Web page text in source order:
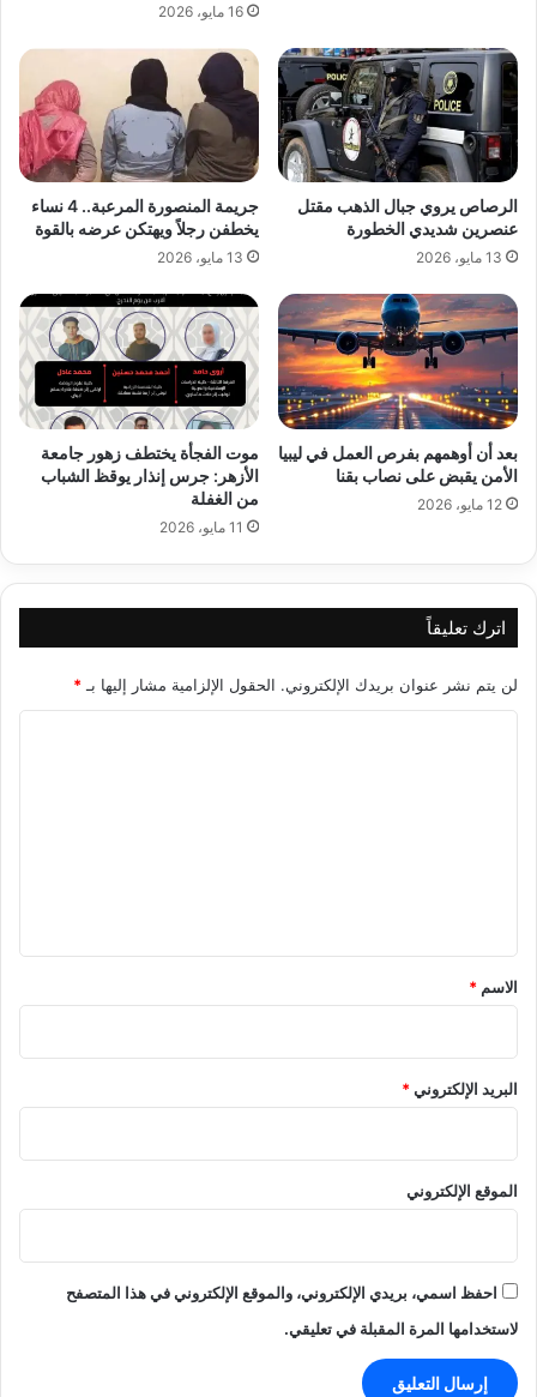
16 مايو، 2026
الرصاص يروي جبال الذهب مقتل
عنصرين شديدي الخطورة
13 مايو، 2026
جريمة المنصورة المرعبة.. 4 نساء
يخطفن رجلاً ويهتكن عرضه بالقوة
13 مايو، 2026
بعد أن أوهمهم بفرص العمل في ليبيا
الأمن يقبض على نصاب بقنا
12 مايو، 2026
موت الفجأة يختطف زهور جامعة
الأزهر: جرس إنذار يوقظ الشباب
من الغفلة
11 مايو، 2026
اترك تعليقاً
لن يتم نشر عنوان بريدك الإلكتروني. الحقول الإلزامية مشار إليها بـ *
*
الاسم *
البريد الإلكتروني*
الموقع الإلكتروني
احفظ اسمي، بريدي الإلكتروني، والموقع الإلكتروني في هذا المتصفح
لاستخدامها المرة المقبلة في تعليقي.